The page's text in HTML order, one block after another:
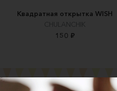
Квадратная открытка WISH
CHULANCHIK
150 ₽